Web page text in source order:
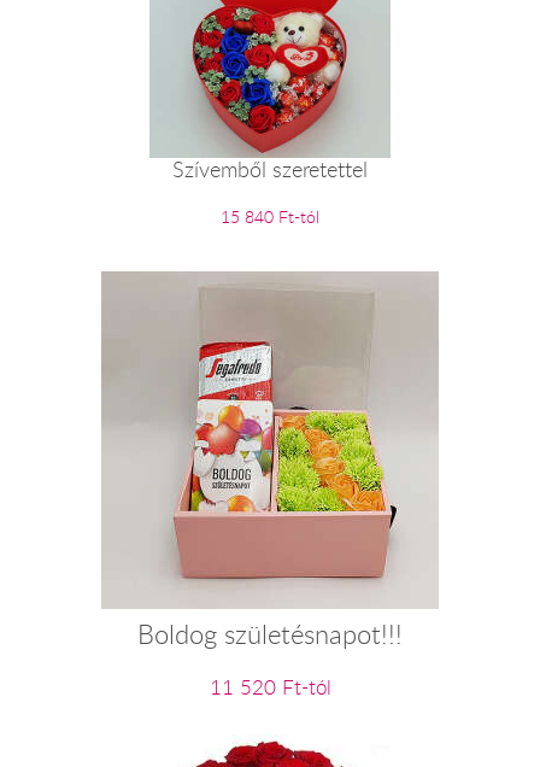
Szívemből szeretettel
15 840 Ft-tól
Boldog születésnapot!!!
11 520 Ft-tól